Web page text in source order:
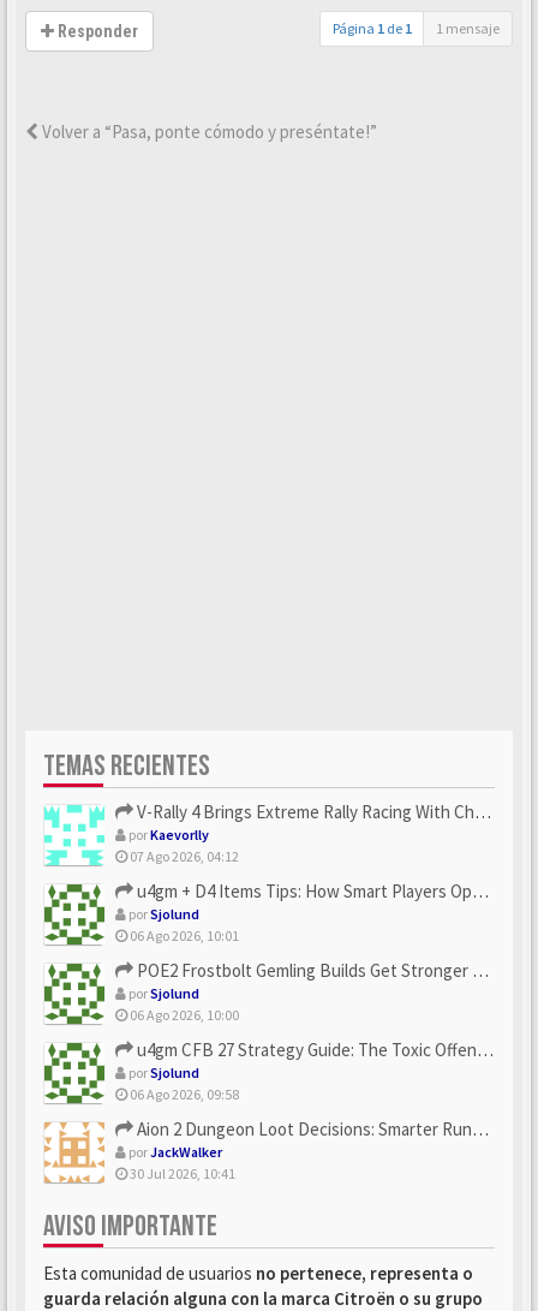
Responder Página 1 de 1 1 mensaje
Volver a “Pasa, ponte cómodo y preséntate!”
TEMAS RECIENTES
V-Rally 4 Brings Extreme Rally Racing With Challenging Track...
porKaevorlly
07 Ago 2026, 04:12
u4gm + D4 Items Tips: How Smart Players Optimize Gear, Build...
porSjolund
06 Ago 2026, 10:01
POE2 Frostbolt Gemling Builds Get Stronger With u4gm’s Ice C...
porSjolund
06 Ago 2026, 10:00
u4gm CFB 27 Strategy Guide: The Toxic Offensive Scheme Your ...
porSjolund
06 Ago 2026, 09:58
Aion 2 Dungeon Loot Decisions: Smarter Runs With U4N
porJackWalker
30 Jul 2026, 10:41
AVISO IMPORTANTE
Esta comunidad de usuarios no pertenece, representa o
guarda relación alguna con la marca Citroën o su grupo